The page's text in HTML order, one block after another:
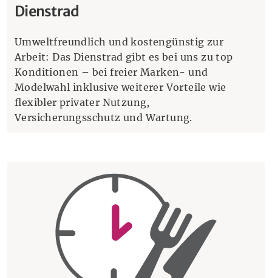
Dienstrad
Umweltfreundlich und kostengünstig zur
Arbeit: Das Dienstrad gibt es bei uns zu top
Konditionen – bei freier Marken- und
Modelwahl inklusive weiterer Vorteile wie
flexibler privater Nutzung,
Versicherungsschutz und Wartung.